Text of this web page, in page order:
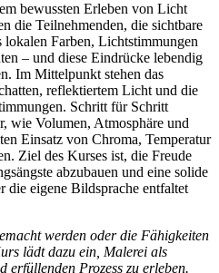
bewussten Erleben von Licht
die Teilnehmenden, die sichtbare
lokalen Farben, Lichtstimmungen
– und diese Eindrücke lebendig
Im Mittelpunkt stehen das
reflektiertem Licht und die
Schritt für Schritt
wie Volumen, Atmosphäre und
Einsatz von Chroma, Temperatur
Ziel des Kurses ist, die Freude
abzubauen und eine solide
die eigene Bildsprache entfaltet
werden oder die Fähigkeiten
lädt dazu ein, Malerei als
erfüllenden Prozess zu erleben.